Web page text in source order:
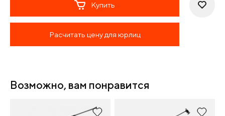
Купить
Расчитать цену для юрлиц
Возможно, вам понравится